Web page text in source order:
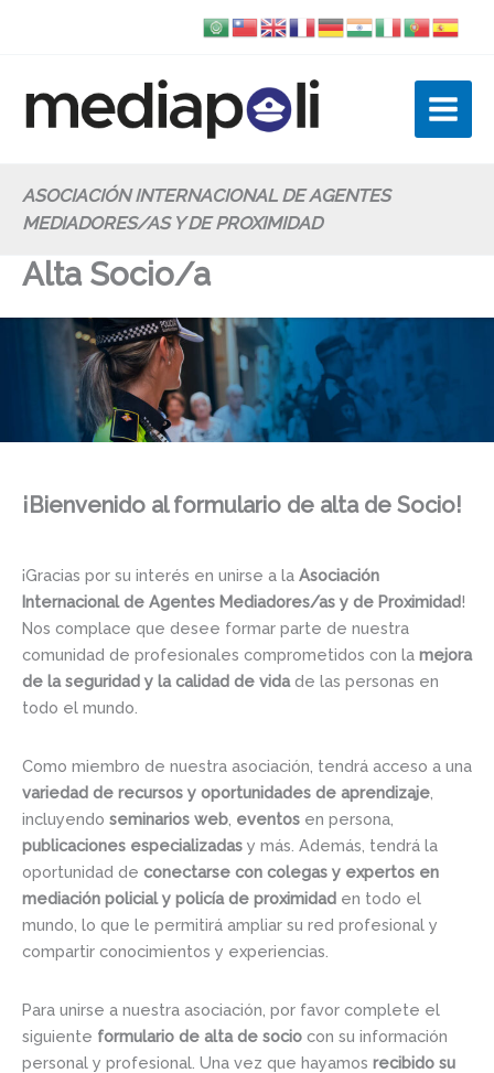
ASOCIACIÓN INTERNACIONAL DE AGENTES
MEDIADORES/AS Y DE PROXIMIDAD
Alta Socio/a
¡Bienvenido al formulario de alta de Socio!
¡Gracias por su interés en unirse a la Asociación
Internacional de Agentes Mediadores/as y de Proximidad!
Nos complace que desee formar parte de nuestra
comunidad de profesionales comprometidos con la mejora
de la seguridad y la calidad de vidade las personas en
todo el mundo.
Como miembro de nuestra asociación, tendrá acceso a una
variedad de recursos y oportunidades de aprendizaje
incluyendo seminarios web eventos en persona,
publicaciones especializadas y más. Además, tendrá la
oportunidad de conectarse con colegas y expertos en
mediación policial y policía de proximidad en todo el
mundo, lo que le permitirá ampliar su red profesional y
compartir conocimientos y experiencias.
Para unirse a nuestra asociación, por favor complete el
siguiente formulario de alta de socio con su información
personal y profesional. Una vez que hayamos recibido su